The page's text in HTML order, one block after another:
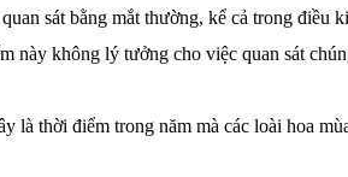
sát bằng mắt thường, kể cả trong
này không lý tưởng cho việc quan sát
là thời điểm trong năm mà các loài hoa